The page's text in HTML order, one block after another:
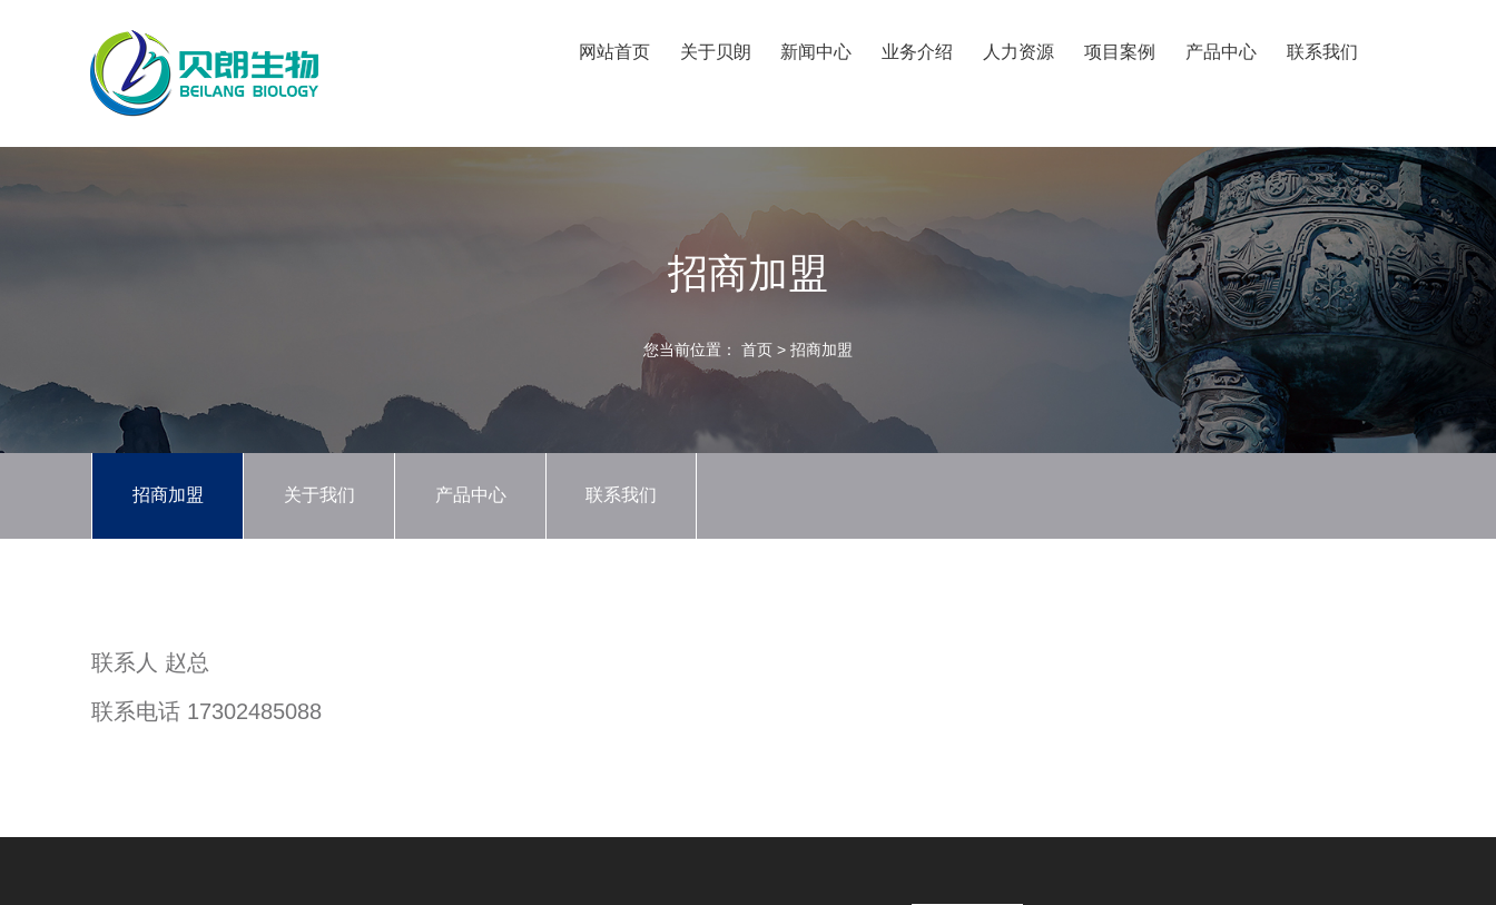
网站首页 关于贝朗 新闻中心 业务介绍 人力资源 项目案例 产品中心 联系我们
招商加盟
您当前位置： 首页 > 招商加盟
招商加盟 关于我们 产品中心 联系我们
联系人 赵总
联系电话 17302485088